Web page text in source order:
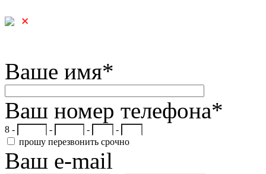
Ваше имя*
Ваш номер телефона*
8 - - -
-
прошу перезвонить срочно
Ваш e-mail